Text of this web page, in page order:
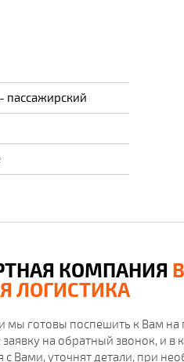
пассажирский
КОМПАНИЯ
ЛОГИСТИКА
мы готовы поспешить к Вам
заявку на обратный звонок, и
с Вами, уточнят детали, при